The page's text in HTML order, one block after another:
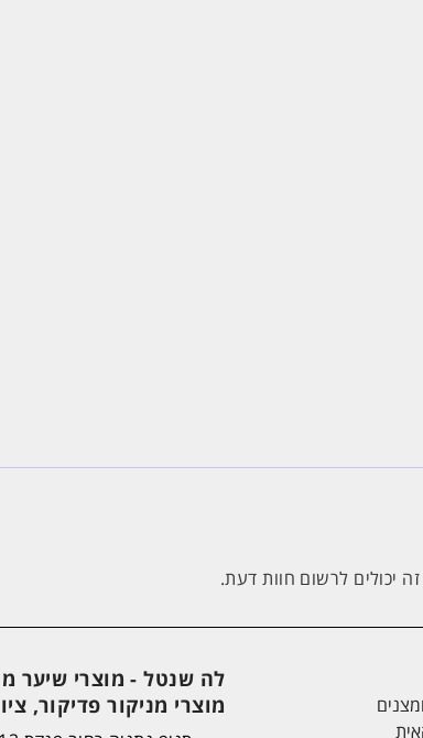
יכולים לרשום חוות דעת.
לה שנטל - מוצרי שיער
מוצרי מניקור פדיקור,